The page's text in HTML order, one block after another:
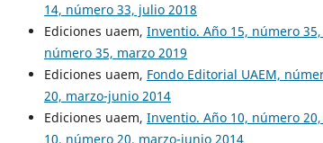
14, número 33, julio 2018
Ediciones uaem, Inventio. Año 15, número
número 35, marzo 2019
Ediciones uaem, Fondo Editorial UAEM,
20, marzo-junio 2014
Ediciones uaem, Inventio. Año 10, número
10, número 20, marzo-junio 2014